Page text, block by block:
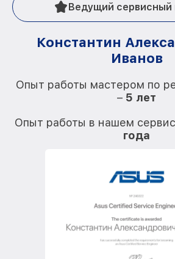
Ведущий сервисный
Константин
Иванов
Опыт работы мастером по
– 5 лет
Опыт работы в нашем
года